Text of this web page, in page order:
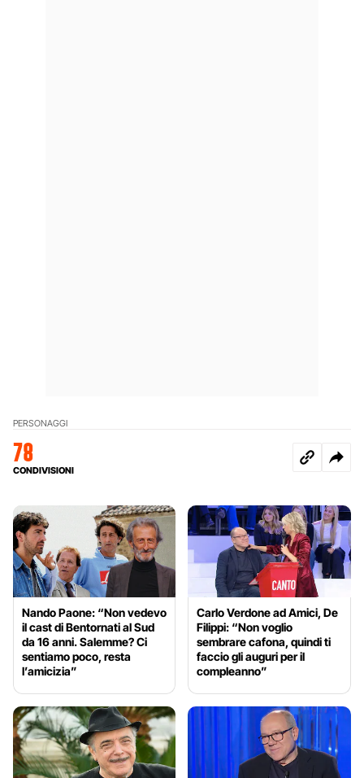
PERSONAGGI
78
CONDIVISIONI
Nando Paone: “Non vedevo
il cast di Bentornati al Sud
da 16 anni. Salemme? Ci
sentiamo poco, resta
l’amicizia”
Carlo Verdone ad Amici, De
Filippi: “Non voglio
sembrare cafona, quindi ti
faccio gli auguri per il
compleanno”